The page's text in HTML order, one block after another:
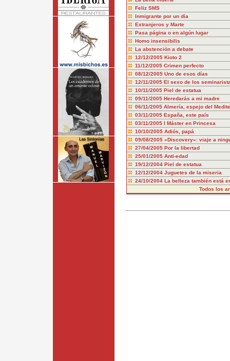
Feliz SMS
Inmigrante por un día
Extranjeros y Marte
Pasa página o en algún lugar
Homo insensibilis
La abstención a debate
12/12/2005 Kioto 2
11/12/2005 Crimen perfecto
08/12/2005 Uno de esos días
12/11/2005 El sexo de los
10/11/2005 Piel de estatua
09/11/2005 Heredarás a mi madre
06/11/2005 Almería, espejo del
03/11/2005 España, este país
03/11/2005 I Máster en Princesa
10/10/2005 Adiós, papá
09/08/2005 «Discovery»: viaje a
27/04/2005 Por la libertad
25/01/2005 Anti-edad
19/12/2004 Piel de estatua
12/12/2004 Juguetes de la miseria
24/10/2004 La belleza también está
Todos los